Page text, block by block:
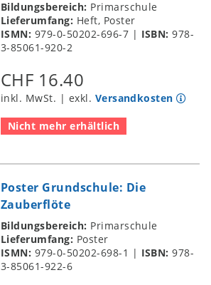
Bildungsbereich: Primarschule
Lieferumfang: Heft, Poster
ISMN: 979-0-50202-696-7 | ISBN:978-
3-85061-920-2
CHF 16.40
inkl. MwSt. | exkl. Versandkosten
Nicht mehr erhältlich
Poster Grundschule: Die
Zauberflöte
Bildungsbereich: Primarschule
Lieferumfang: Poster
ISMN: 979-0-50202-698-1 | ISBN:978-
3-85061-922-6